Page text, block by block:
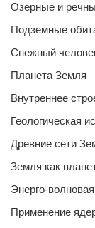
Озерные и
Подземные
Снежный
Планета Земля
Внутреннее
Геологическая
Древние сети
Земля как
Энерго-
Применение